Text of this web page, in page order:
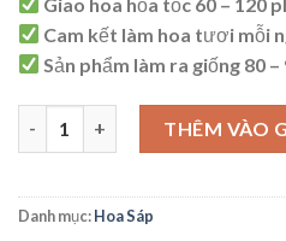
Cam kết làm hoa tươi mỗi
Sản phẩm làm ra giống 80 –
THÊM VÀO
Danh mục:Hoa Sáp